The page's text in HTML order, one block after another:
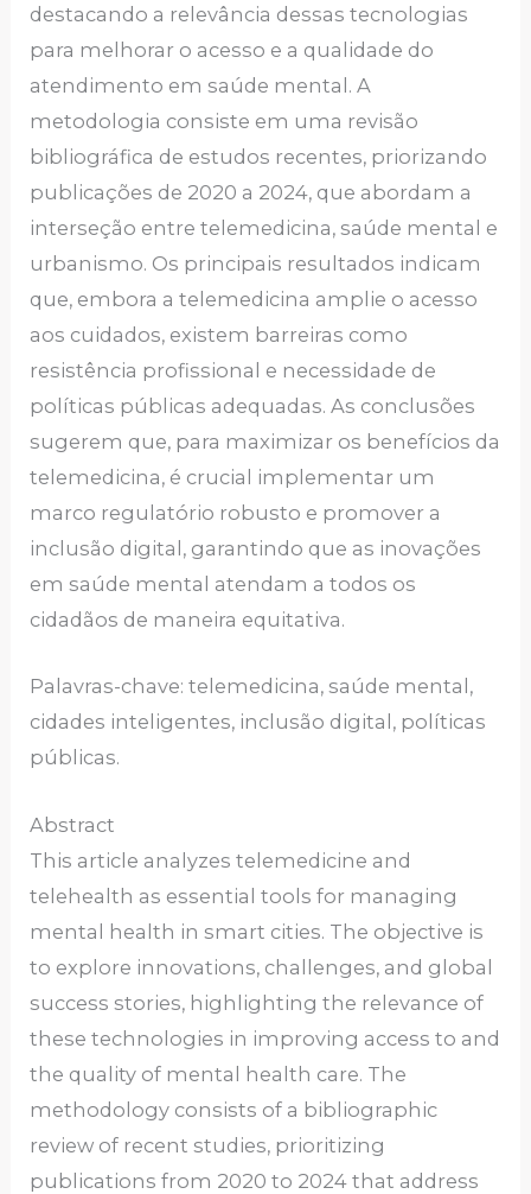
destacando a relevância dessas tecnologias
para melhorar o acesso e a qualidade do
atendimento em saúde mental. A
metodologia consiste em uma revisão
bibliográfica de estudos recentes, priorizando
publicações de 2020 a 2024, que abordam a
interseção entre telemedicina, saúde mental e
urbanismo. Os principais resultados indicam
que, embora a telemedicina amplie o acesso
aos cuidados, existem barreiras como
resistência profissional e necessidade de
políticas públicas adequadas. As conclusões
sugerem que, para maximizar os benefícios da
telemedicina, é crucial implementar um
marco regulatório robusto e promover a
inclusão digital, garantindo que as inovações
em saúde mental atendam a todos os
cidadãos de maneira equitativa.
Palavras-chave: telemedicina, saúde mental,
cidades inteligentes, inclusão digital, políticas
públicas.
Abstract
This article analyzes telemedicine and
telehealth as essential tools for managing
mental health in smart cities. The objective is
to explore innovations, challenges, and global
success stories, highlighting the relevance of
these technologies in improving access to and
the quality of mental health care. The
methodology consists of a bibliographic
review of recent studies, prioritizing
publications from 2020 to 2024 that address